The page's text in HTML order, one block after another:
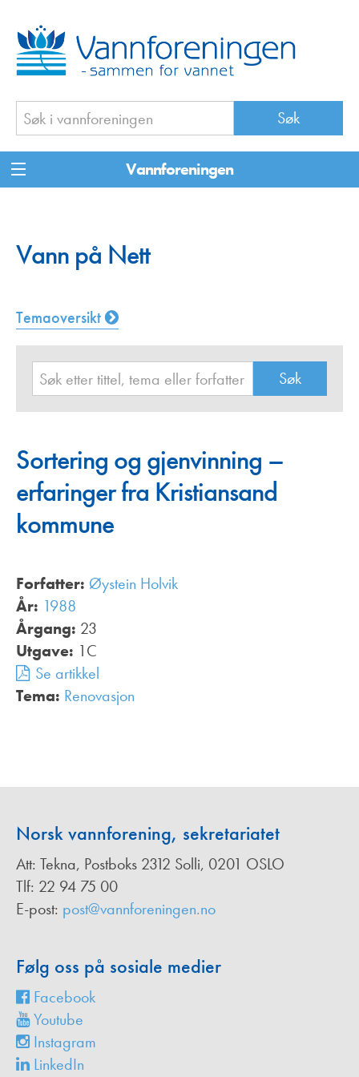
Vannforeningen
Vann på Nett
Temaoversikt
Sortering og gjenvinning –
erfaringer fra Kristiansand
kommune
Forfatter: Øystein Holvik
År: 1988
Årgang: 23
Utgave: 1C
Se artikkel
Tema: Renovasjon
Norsk vannforening, sekretariatet
Att: Tekna, Postboks 2312 Solli, 0201 OSLO
Tlf: 22 94 75 00
E-post: post@vannforeningen.no
Følg oss på sosiale medier
Facebook
Youtube
Instagram
LinkedIn